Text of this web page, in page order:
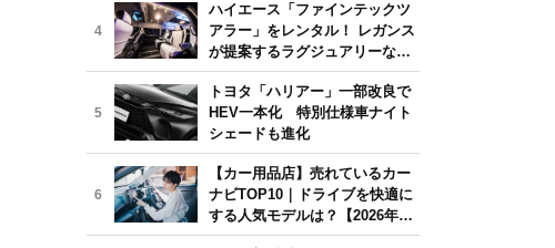
4
ハイエース「ファインテックツ
アラー」をレンタル！ レガンス
が提案するラグジュアリーな移
動体験
5
トヨタ「ハリアー」一部改良で
HEV一本化 特別仕様車ナイト
シェードも進化
6
【カー用品店】売れているカー
ナビTOP10｜ドライブを快適に
する人気モデルは？【2026年6
月版】